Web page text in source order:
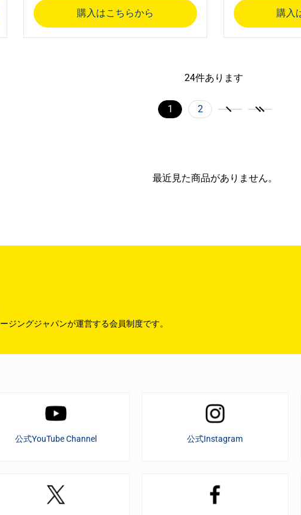
購入はこちらから 購入
24件あります
1 2
最近見た商品がありません。
ジングジャパンが運営する会員制度です。
公式YouTube Channel 公式Instagram